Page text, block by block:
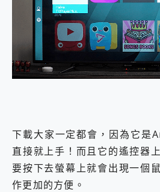
下載大家一定都會，因為它是
直接就上手！而且它的遙控器
要按下去螢幕上就會出現一個
作更加的方便。